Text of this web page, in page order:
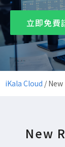
立即免費
iKala Cloud / New
New